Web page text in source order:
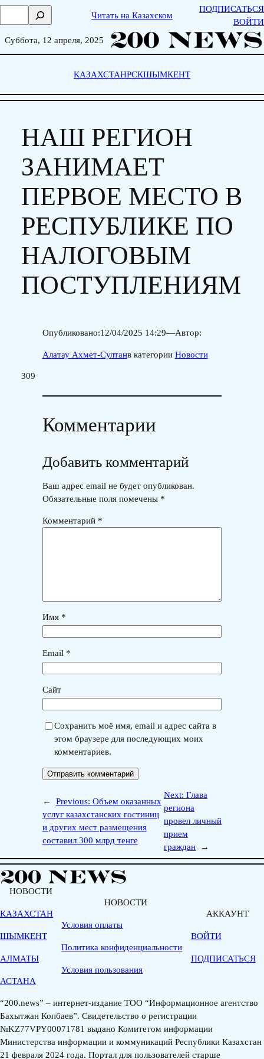
Skip
о
Читать на Казахском
ПОДПИСАТЬСЯ
ВОЙТИ
Суббота, 12 апреля, 2025
КАЗАХСТАНРСКШЫМКЕНТ
НАШ РЕГИОН
ЗАНИМАЕТ
ПЕРВОЕ МЕСТО В
РЕСПУБЛИКЕ ПО
НАЛОГОВЫМ
ПОСТУПЛЕНИЯМ
Опубликовано:12/04/2025 14:29—Автор:
Алатау Ахмет-Султанв категории Новости
309
Комментарии
Добавить комментарий
Ваш адрес email не будет опубликован.
Обязательные поля помечены *
Комментарий *
Имя *
Email *
Сайт
Сохранить моё имя, email и адрес сайта в
этом браузере для последующих моих
комментариев.
← Previous: Объем оказанных
услуг казахстанских гостиниц
и других мест размещения
составил 300 млрд тенге
Next: Глава
региона
провел личный
прием
граждан
→
НОВОСТИ
КАЗАХСТАН
ШЫМКЕНТ
АЛМАТЫ
АСТАНА
НОВОСТИ
Условия оплаты
Политика конфиденциальности
Условия пользования
АККАУНТ
ВОЙТИ
ПОДПИСАТЬСЯ
“200.news” – интернет-издание ТОО “Информационное агентство
Бахытжан Копбаев”. Свидетельство о регистрации
№KZ77VPY00071781 выдано Комитетом информации
Министерства информации и коммуникаций Республики Казахстан
21 февраля 2024 года. Портал для пользователей старше